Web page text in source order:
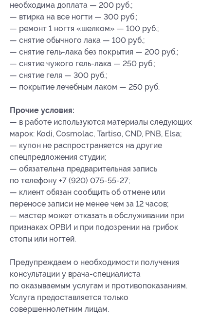
необходима доплата — 200 руб.;
— втирка на все ногти — 300 руб.;
— ремонт 1 ногтя «шелком» — 100 руб.;
— снятие обычного лака — 100 руб.;
— снятие гель-лака без покрытия — 200 руб.;
— снятие чужого гель-лака — 250 руб.;
— снятие геля — 300 руб.;
— покрытие лечебным лаком — 250 руб.
Прочие условия:
— в работе используются материалы следующих
марок: Kodi, Cosmolac, Tartiso, CND, PNB, Elsa;
— купон не распространяется на другие
спецпредложения студии;
— обязательна предварительная запись
по телефону +7 (920) 075-55-27;
— клиент обязан сообщить об отмене или
переносе записи не менее чем за 12 часов;
— мастер может отказать в обслуживании при
признаках ОРВИ и при подозрении на грибок
стопы или ногтей.
Предупреждаем о необходимости получения
консультации у врача-специалиста
по оказываемым услугам и противопоказаниям.
Услуга предоставляется только
совершеннолетним лицам.